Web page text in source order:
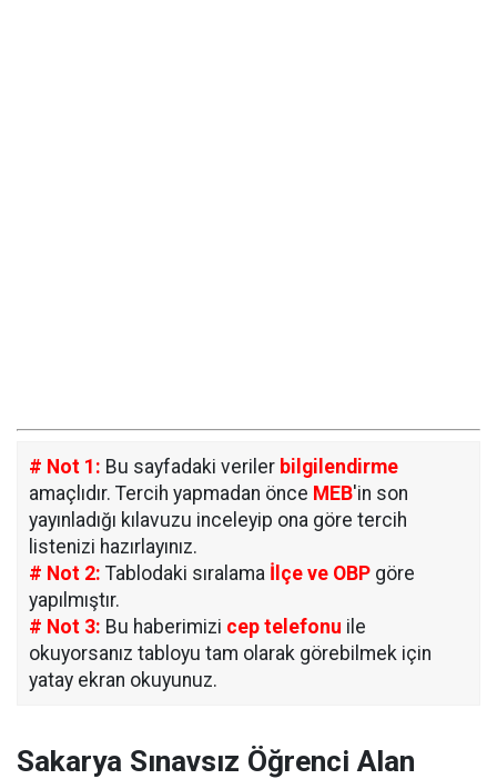
# Not 1: Bu sayfadaki veriler bilgilendirme
amaçlıdır. Tercih yapmadan önce MEB'in son
yayınladığı kılavuzu inceleyip ona göre tercih
listenizi hazırlayınız.
# Not 2: Tablodaki sıralama İlçe ve OBP göre
yapılmıştır.
# Not 3: Bu haberimizi cep telefonu ile
okuyorsanız tabloyu tam olarak görebilmek için
yatay ekran okuyunuz.
Sakarya Sınavsız Öğrenci Alan